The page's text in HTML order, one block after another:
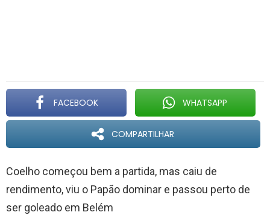
FACEBOOK WHATSAPP
COMPARTILHAR
Coelho começou bem a partida, mas caiu de
rendimento, viu o Papão dominar e passou perto de
ser goleado em Belém